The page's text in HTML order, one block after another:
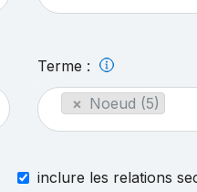
Terme :
× Noeud (5)
inclure les relations